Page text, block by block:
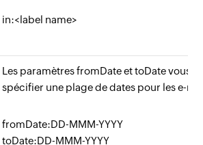
in:<label name>
Les paramètres fromDate et toDate vous
spécifier une plage de dates pour les e-
fromDate:DD-MMM-YYYY
toDate:DD-MMM-YYYY